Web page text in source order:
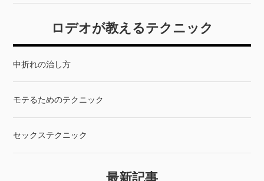
ロデオが教えるテクニック
中折れの治し方
モテるためのテクニック
セックステクニック
最新記事